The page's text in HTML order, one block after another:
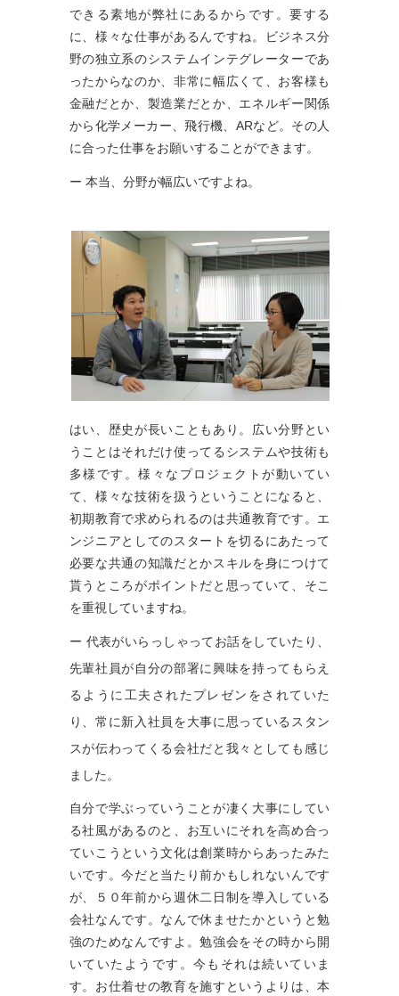
できる素地が弊社にあるからです。要する
に、様々な仕事があるんですね。ビジネス分
野の独立系のシステムインテグレーターであ
ったからなのか、非常に幅広くて、お客様も
金融だとか、製造業だとか、エネルギー関係
から化学メーカー、飛行機、ARなど。その人
に合った仕事をお願いすることができます。
ー 本当、分野が幅広いですよね。
はい、歴史が長いこともあり。広い分野とい
うことはそれだけ使ってるシステムや技術も
多様です。様々なプロジェクトが動いてい
て、様々な技術を扱うということになると、
初期教育で求められるのは共通教育です。エ
ンジニアとしてのスタートを切るにあたって
必要な共通の知識だとかスキルを身につけて
貰うところがポイントだと思っていて、そこ
を重視していますね。
ー 代表がいらっしゃってお話をしていたり、
先輩社員が自分の部署に興味を持ってもらえ
るように工夫されたプレゼンをされていた
り、常に新入社員を大事に思っているスタン
スが伝わってくる会社だと我々としても感じ
ました。
自分で学ぶっていうことが凄く大事にしてい
る社風があるのと、お互いにそれを高め合っ
ていこうという文化は創業時からあったみた
いです。今だと当たり前かもしれないんです
が、５０年前から週休二日制を導入している
会社なんです。なんで休ませたかというと勉
強のためなんですよ。勉強会をその時から開
いていたようです。今もそれは続いていま
す。お仕着せの教育を施すというよりは、本